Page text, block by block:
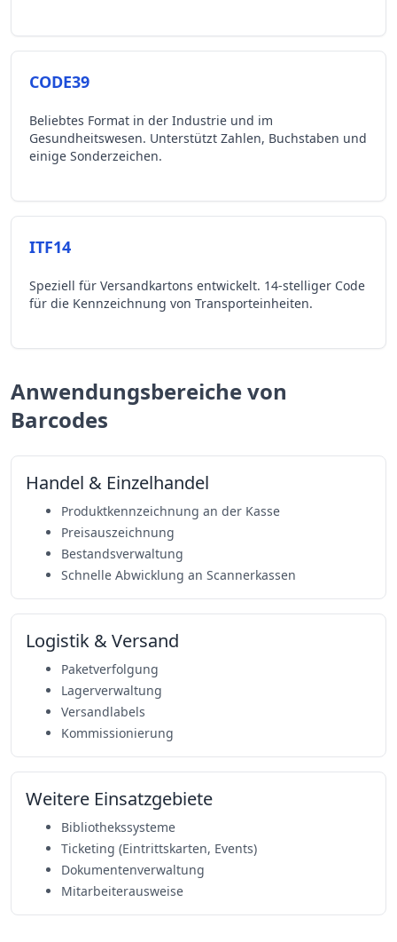
CODE39
Beliebtes Format in der Industrie und im
Gesundheitswesen. Unterstützt Zahlen, Buchstaben und
einige Sonderzeichen.
ITF14
Speziell für Versandkartons entwickelt. 14-stelliger Code
für die Kennzeichnung von Transporteinheiten.
Anwendungsbereiche von
Barcodes
Handel & Einzelhandel
Produktkennzeichnung an der Kasse
Preisauszeichnung
Bestandsverwaltung
Schnelle Abwicklung an Scannerkassen
Logistik & Versand
Paketverfolgung
Lagerverwaltung
Versandlabels
Kommissionierung
Weitere Einsatzgebiete
Bibliothekssysteme
Ticketing (Eintrittskarten, Events)
Dokumentenverwaltung
Mitarbeiterausweise